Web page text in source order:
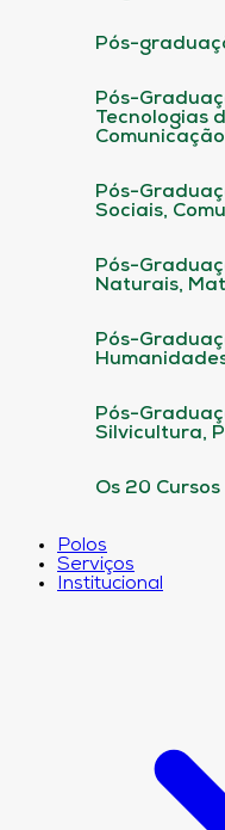
Pós-
Pós-
Tecnologias
Pós-
Sociais,
Pós-
Naturais,
Pós-
Pós-
Silvicultura,
Os 20
Polos
Serviços
Institucional